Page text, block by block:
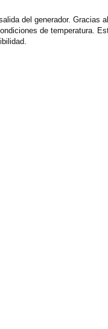
del generador. Gracias
de temperatura.